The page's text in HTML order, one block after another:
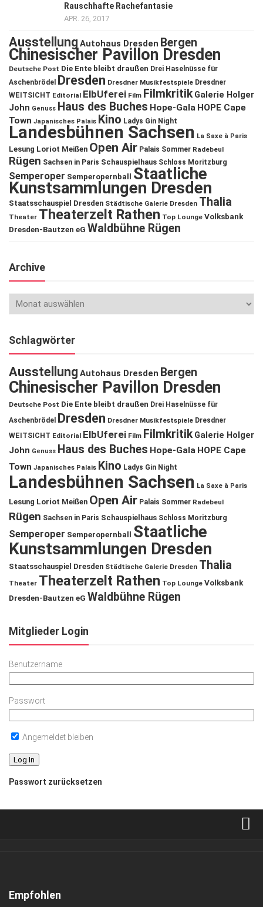
Rauschhafte Rachefantasie
APR. 26, 2017
Ausstellung Autohaus Dresden Bergen
Chinesischer Pavillon Dresden
Deutsche Post Die Ente bleibt draußen Drei Haselnüsse für
Aschenbrödel
Dresden Dresdner Musikfestspiele Dresdner
WEITSICHT Editorial ElbUferei Film Filmkritik Galerie Holger
John Genuss Haus des Buches Hope-Gala HOPE Cape
Town Japanisches Palais Kino Ladys Gin Night
Landesbühnen Sachsen La Saxe à Paris
Lesung Loriot Meißen Open Air Palais Sommer Radebeul
Rügen Sachsen in Paris Schauspielhaus Schloss Moritzburg
Semperoper Semperopernball Staatliche
Kunstsammlungen Dresden
Staatsschauspiel Dresden Städtische Galerie Dresden Thalia
Theater Theaterzelt Rathen Top Lounge Volksbank
Dresden-Bautzen eG Waldbühne Rügen
Archive
Schlagwörter
Ausstellung Autohaus Dresden Bergen
Chinesischer Pavillon Dresden
Deutsche Post Die Ente bleibt draußen Drei Haselnüsse für
Aschenbrödel
Dresden Dresdner Musikfestspiele Dresdner
WEITSICHT Editorial ElbUferei Film Filmkritik Galerie Holger
John Genuss Haus des Buches Hope-Gala HOPE Cape
Town Japanisches Palais Kino Ladys Gin Night
Landesbühnen Sachsen La Saxe à Paris
Lesung Loriot Meißen Open Air Palais Sommer Radebeul
Rügen Sachsen in Paris Schauspielhaus Schloss Moritzburg
Semperoper Semperopernball
Staatliche
Kunstsammlungen Dresden
Staatsschauspiel Dresden Städtische Galerie Dresden Thalia
Theater Theaterzelt Rathen Top Lounge Volksbank
Dresden-Bautzen eG Waldbühne Rügen
Mitglieder Login
Benutzername
Passwort
Angemeldet bleiben
Passwort zurücksetzen
Kontakt, Impressum
Empfohlen